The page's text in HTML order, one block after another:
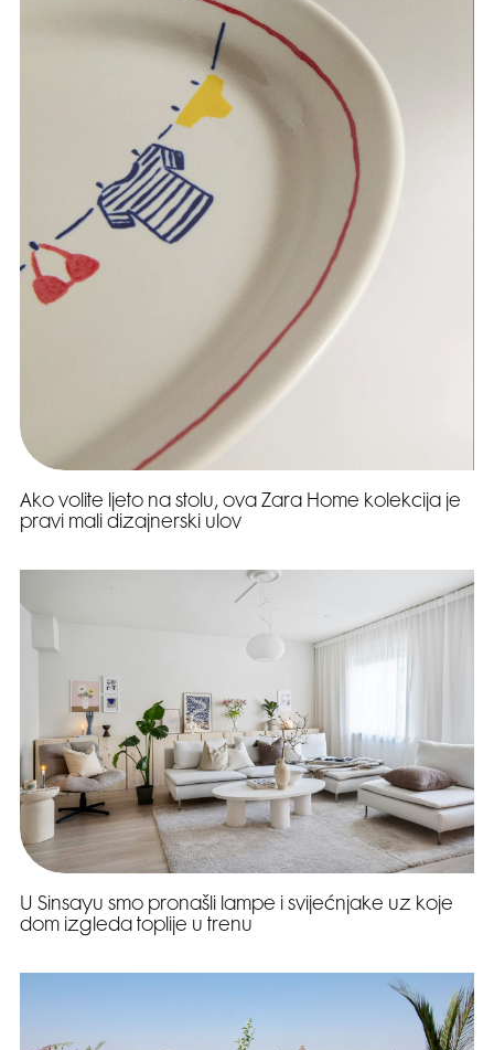
Ako volite ljeto na stolu, ova Zara Home kolekcija je
pravi mali dizajnerski ulov
U Sinsayu smo pronašli lampe i svijećnjake uz koje
dom izgleda toplije u trenu